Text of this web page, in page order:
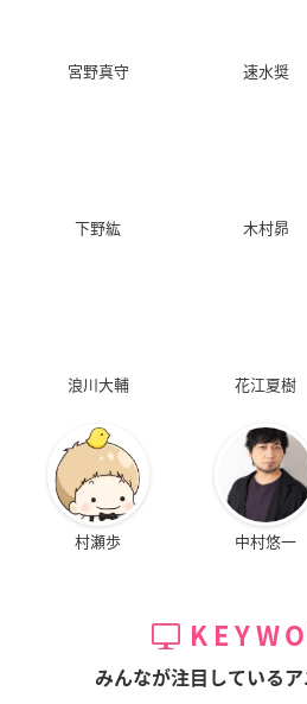
宮野真守 速水奨
下野紘 木村昴
浪川大輔 花江夏樹
村瀬歩 中村悠一
みんなが注目している